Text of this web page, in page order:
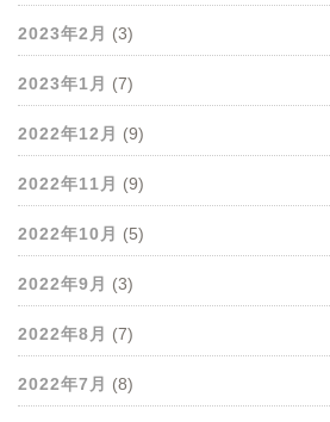
2023年2月 (3)
2023年1月 (7)
2022年12月 (9)
2022年11月 (9)
2022年10月 (5)
2022年9月 (3)
2022年8月 (7)
2022年7月 (8)